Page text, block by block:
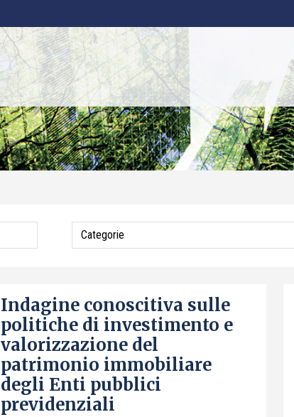
Indagine conoscitiva sulle
politiche di investimento e
valorizzazione del
patrimonio immobiliare
degli Enti pubblici
previdenziali